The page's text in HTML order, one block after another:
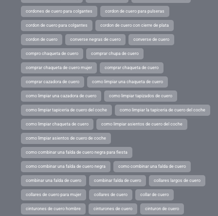
cordones de cuero para colgantes cordon de cuero para pulseras
cordon de cuero para colgantes cordon de cuero con cierre de plata
cordon de cuero converse negras de cuero converse de cuero
compro chaqueta de cuero comprar chupa de cuero
comprar chaqueta de cuero mujer comprar chaqueta de cuero
comprar cazadora de cuero como limpiar una chaqueta de cuero
como limpiar una cazadora de cuero como limpiar tapizados de cuero
como limpiar tapiceria de cuero del coche como limpiar la tapiceria de cuero del coche
como limpiar chaqueta de cuero como limpiar asientos de cuero del coche
como limpiar asientos de cuero de coche
como combinar una falda de cuero negra para fiesta
como combinar una falda de cuero negra como combinar una falda de cuero
combinar una falda de cuero combinar falda de cuero collares largos de cuero
collares de cuero para mujer collares de cuero collar de cuero
cinturones de cuero hombre cinturones de cuero cinturon de cuero